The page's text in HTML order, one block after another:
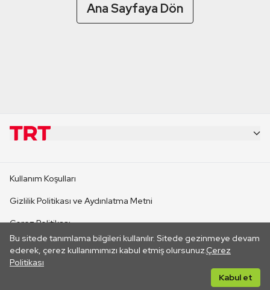
Ana Sayfaya Dön
Bu sitede tanımlama bilgileri kullanılır. Sitede gezinmeye devam
ederek, çerez kullanımımızı kabul etmiş olursunuz.Çerez
Politikası
Kabul et
CANLI YAYINLAR
Kullanım Koşulları
Gizlilik Politikası ve Aydınlatma Metni
Çerez Politikası
İletişim
Her hakkı saklıdır. ©2026 TRT. Bağlantı yoluyla gidilen dış